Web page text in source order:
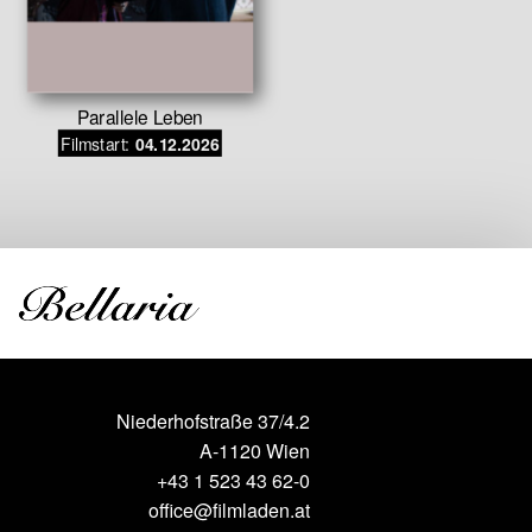
Parallele Leben
Filmstart: 04.12.2026
Niederhofstraße 37/4.2
A-1120 Wien
+43 1 523 43 62-0
office@filmladen.at